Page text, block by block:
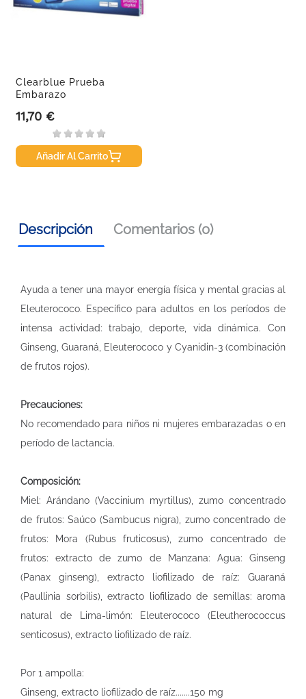
Clearblue Prueba
Embarazo
Precio
11,70 €
Añadir Al Carrito
Descripción Comentarios (0)
Ayuda a tener una mayor energía física y mental gracias al
Eleuterococo. Específico para adultos en los períodos de
intensa actividad: trabajo, deporte, vida dinámica. Con
Ginseng, Guaraná, Eleuterococo y Cyanidin-3 (combinación
de frutos rojos).
Precauciones:
No recomendado para niños ni mujeres embarazadas o en
período de lactancia.
Composición:
Miel: Arándano (Vaccinium myrtillus), zumo concentrado
de frutos: Saúco (Sambucus nigra), zumo concentrado de
frutos: Mora (Rubus fruticosus), zumo concentrado de
frutos: extracto de zumo de Manzana: Agua: Ginseng
(Panax ginseng), extracto liofilizado de raíz: Guaraná
(Paullinia sorbilis), extracto liofilizado de semillas: aroma
natural de Lima-limón: Eleuterococo (Eleutherococcus
senticosus), extracto liofilizado de raíz.
Por 1 ampolla:
Ginseng, extracto liofilizado de raíz.......150 mg